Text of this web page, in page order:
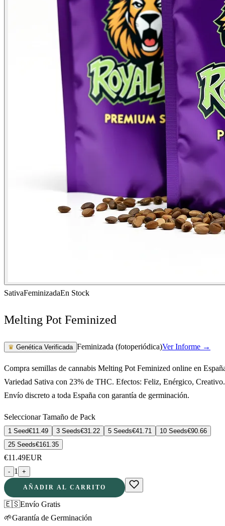
SativaFeminizadaEn Stock
Melting Pot Feminized
♛ Genética Verificada Feminizada (fotoperiódica)Ver Informe →
Compra semillas de cannabis Melting Pot Feminized online en
Variedad Sativa con 23% de THC. Efectos: Feliz, Enérgico, Creativo.
Envío discreto a toda España con garantía de germinación.
Seleccionar Tamaño de Pack
1 Seed€11.49 3 Seeds€31.22 5 Seeds€41.71 10 Seeds€90.66
25 Seeds€161.35
€11.49EUR
- 1 +
AÑADIR AL CARRITO
🇪🇸Envío Gratis
🌱Garantía de Germinación